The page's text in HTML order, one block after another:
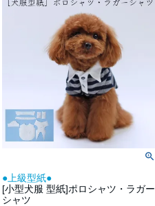
●上級型紙●
[小型犬服 型紙]ポロシャツ・ラガー
シャツ